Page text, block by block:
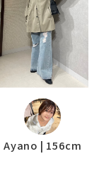
Ayano | 156cm